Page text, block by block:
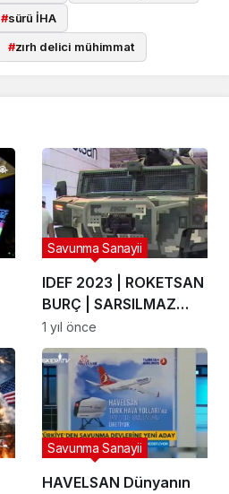
#sürü İHA
#zırh delici mühimmat
IDEF 2023 | ROKETSAN
BURÇ | SARSILMAZ
SARBOT | HAVELSAN
ÇAKA | ROKETSAN
LEVENT
Savunma Sanayii
1 yıl önce
HAVELSAN Dünyanın
Savunma Sanayii